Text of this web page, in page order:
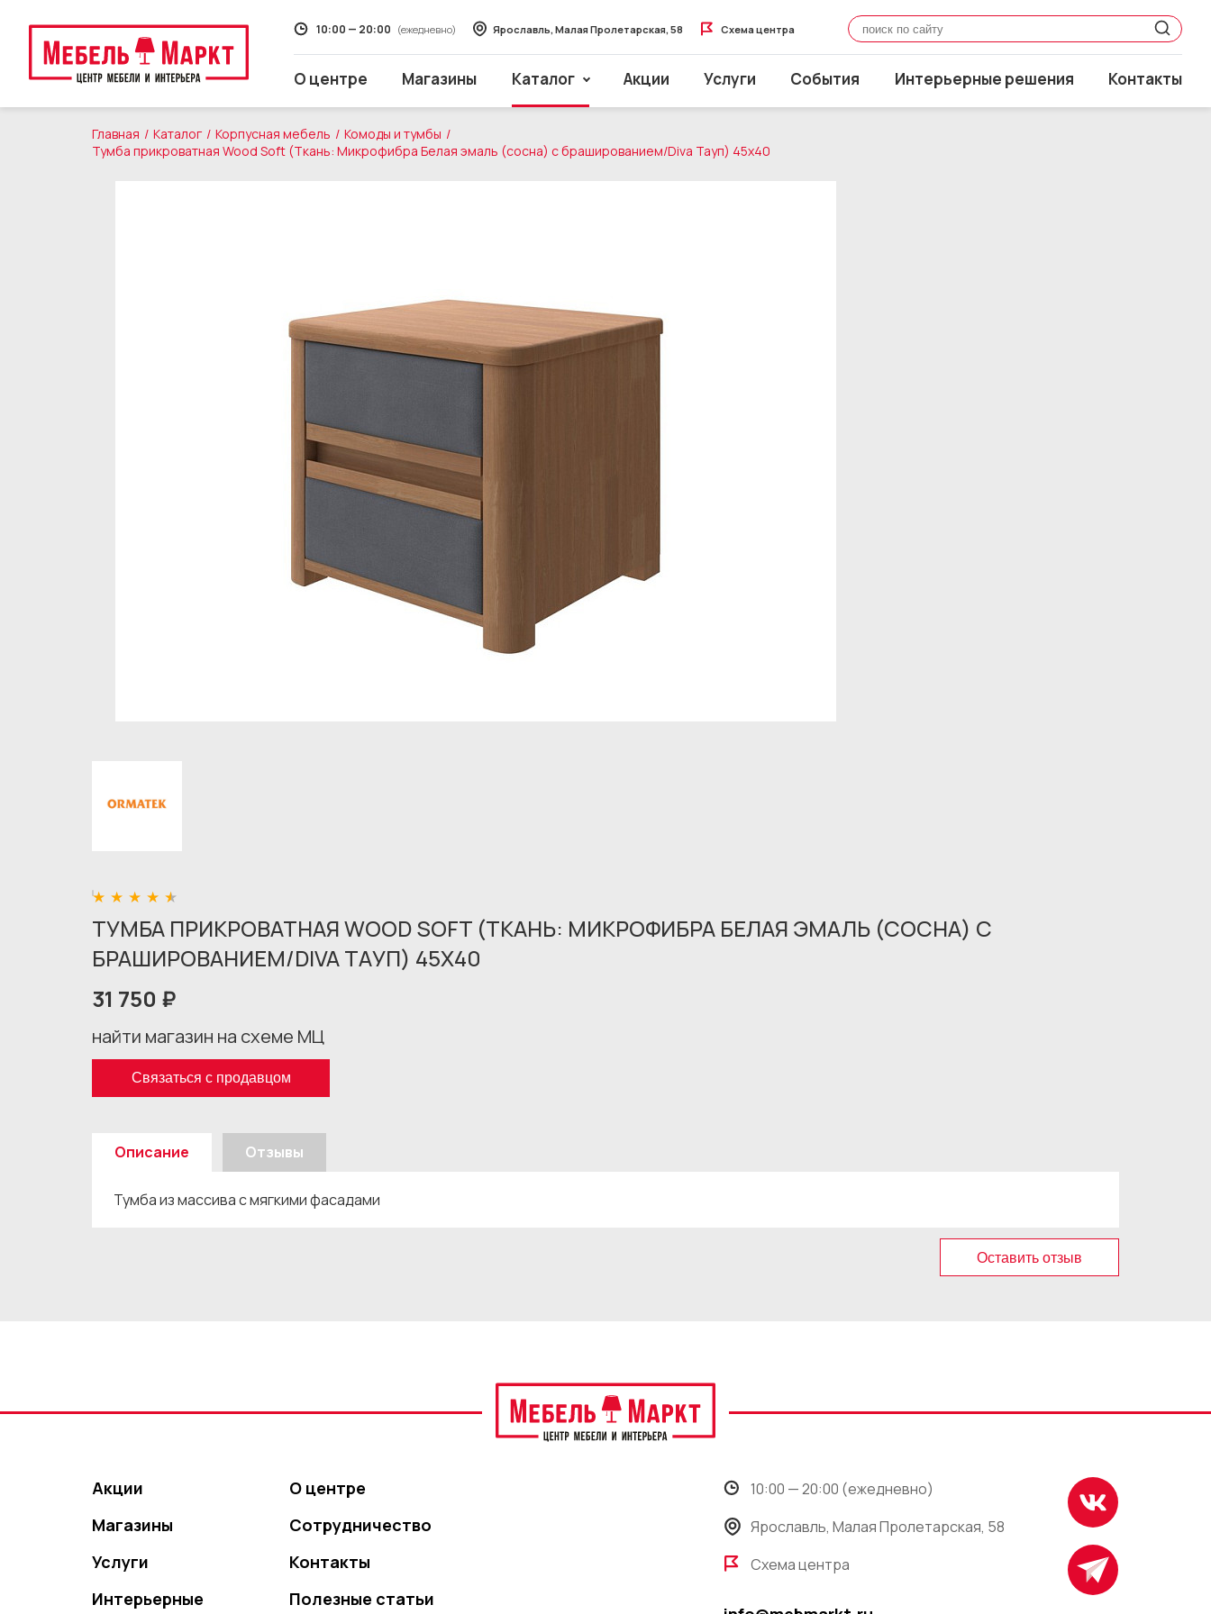
О центре Магазины Каталог Акции Услуги События Интерьерные решения Контакты
10:00 — 20:00 (ежедневно) Ярославль, Малая Пролетарская, 58 Схема центра
Главная Каталог Корпусная мебель
Комоды и тумбы
Тумба прикроватная Wood Soft (Ткань: Микрофибра Белая эмаль (сосна) с брашированием/Diva Тауп) 45x40
ТУМБА ПРИКРОВАТНАЯ WOOD SOFT (ТКАНЬ: МИКРОФИБРА БЕЛАЯ ЭМАЛЬ (СОСНА) С
БРАШИРОВАНИЕМ/DIVA ТАУП) 45X40
31 750 ₽
найти магазин на схеме МЦ
Связаться с продавцом
Описание Отзывы
Тумба из массива с мягкими фасадами
Оставить отзыв
Акции
Магазины
Услуги
Интерьерные
О центре
Сотрудничество
Контакты
Полезные статьи
10:00 — 20:00 (ежедневно)
Ярославль, Малая Пролетарская, 58
Схема центра